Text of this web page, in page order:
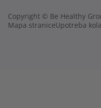
Copyright © Be Healthy
Mapa straniceUpotreba